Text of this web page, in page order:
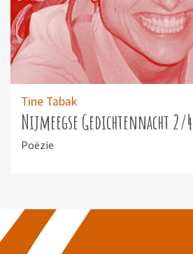
Tine Tabak
Nijmeegse Gedichtennacht 2/4
Poëzie